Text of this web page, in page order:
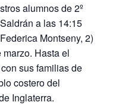
alumnos de 2º
a las 14:15
Montseny, 2)
Hasta el
sus familias de
costero del
Inglaterra.